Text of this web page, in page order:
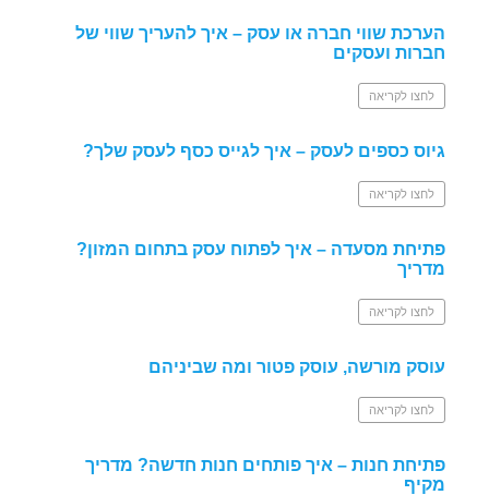
הערכת שווי חברה או עסק – איך להעריך שווי של
חברות ועסקים
לחצו לקריאה
גיוס כספים לעסק – איך לגייס כסף לעסק שלך?
לחצו לקריאה
פתיחת מסעדה – איך לפתוח עסק בתחום המזון?
מדריך
לחצו לקריאה
עוסק מורשה, עוסק פטור ומה שביניהם
לחצו לקריאה
פתיחת חנות – איך פותחים חנות חדשה? מדריך
מקיף